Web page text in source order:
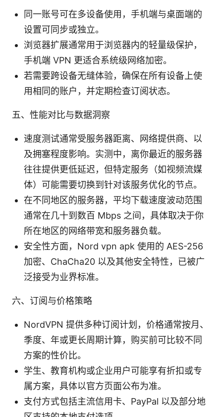
同一账号可在多设备使用，手机端与桌面端的
设置可同步或独立。
浏览器扩展通常用于浏览器内的轻量级保护，
手机端 VPN 更适合系统级网络加密。
若需要跨设备无缝体验，确保在所有设备上使
用相同的账户，并定期检查订阅状态。
五、性能对比与数据洞察
速度测试通常受服务器距离、网络提供商、以
及拥塞程度影响。实测中，离你最近的服务器
往往提供更低延迟，但特定服务（如视频流媒
体）可能需要切换到针对该服务优化的节点。
在不同地区的服务器，平均下载速度波动范围
通常在几十到数百 Mbps 之间，具体取决于你
所在地区的网络带宽和服务器负载。
安全性方面，Nord vpn apk 使用的 AES-256
加密、ChaCha20 以及其他安全特性，已被广
泛接受为业界标准。
六、订阅与价格策略
NordVPN 提供多种订阅计划，价格通常按月、
季度、年或更长周期计算，购买前可比较不同
方案的性价比。
学生、教育机构或企业用户可能享有折扣或专
属方案，具体以官方页面公布为准。
支付方式包括主流信用卡、PayPal 以及部分地